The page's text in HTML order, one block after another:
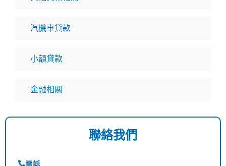
汽機車貸款
小額貸款
金融相關
聯絡我們